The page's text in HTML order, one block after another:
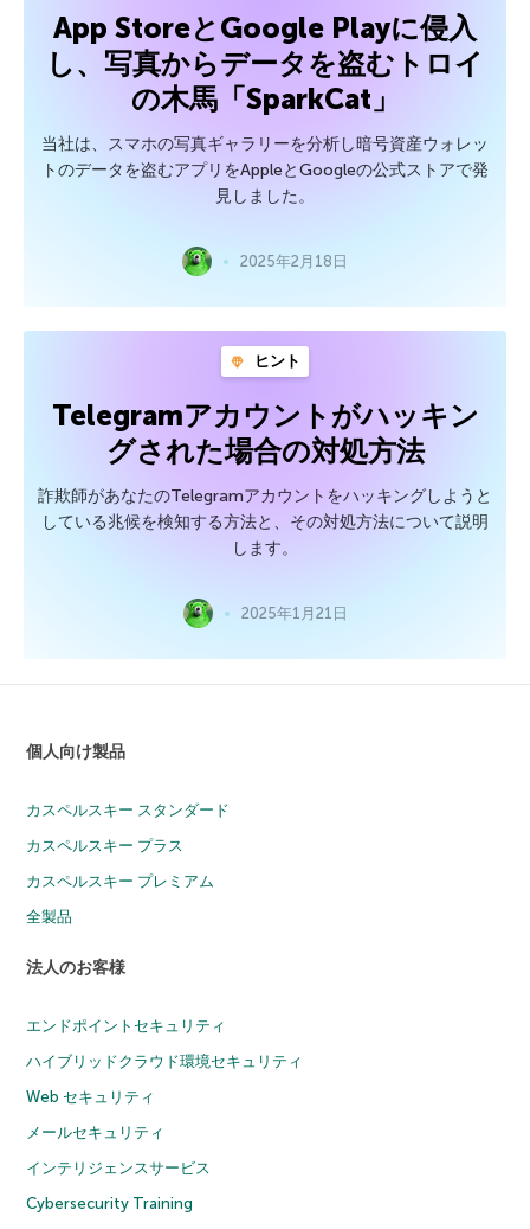
App StoreとGoogle Playに侵入
し、写真からデータを盗むトロイ
の木馬「SparkCat」
当社は、スマホの写真ギャラリーを分析し暗号資産ウォレッ
トのデータを盗むアプリをAppleとGoogleの公式ストアで発
見しました。
2025年2月18日
ヒント
Telegramアカウントがハッキン
グされた場合の対処方法
詐欺師があなたのTelegramアカウントをハッキングしようと
している兆候を検知する方法と、その対処方法について説明
します。
2025年1月21日
個人向け製品
カスペルスキー スタンダード
カスペルスキー プラス
カスペルスキー プレミアム
全製品
法人のお客様
エンドポイントセキュリティ
ハイブリッドクラウド環境セキュリティ
Web セキュリティ
メールセキュリティ
インテリジェンスサービス
Cybersecurity Training